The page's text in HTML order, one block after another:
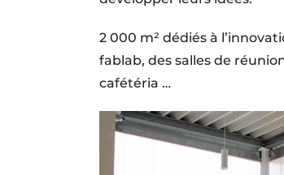
2 000 m² dédiés à
fablab, des salles de
cafétéria …